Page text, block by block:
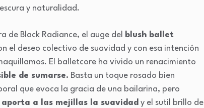
y naturalidad.
de Black Radiance, el auge del
blush ballet
el deseo colectivo de suavidad y con esa intención
El balletcore ha vivido un renacimiento
de sumarse. Basta un toque rosado bien
que evoca la gracia de una bailarina, pero
a las mejillas la suavidad y el sutil brillo del